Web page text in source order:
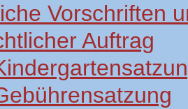
Vorschriften
Auftrag